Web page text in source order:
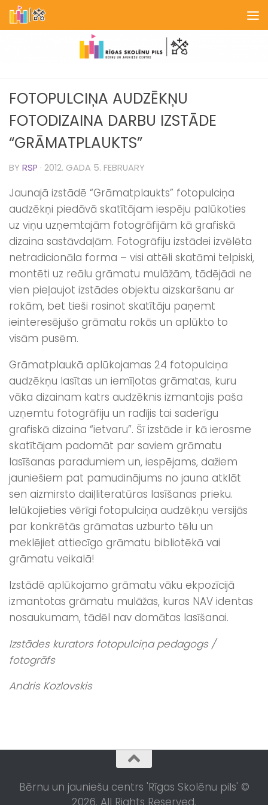
Skip to content
FOTOPULCIŅA AUDZĒKŅU
FOTODIZAINA DARBU IZSTĀDE
“GRĀMATPLAUKTS”
BY RSP · 2012. GADA 5. FEBRUARY
Jaunajā izstādē “Grāmatplaukts” fotopulciņa
audzēkņi piedāvā skatītājam iespēju palūkoties
uz viņu uzņemtajām fotogrāfijām kā grafiskā
dizaina sastāvdaļām. Fotogrāfiju izstādei izvēlēta
netradicionāla forma – visi attēli skatāmi telpiski,
montēti uz reālu grāmatu mulāžām, tādējādi ne
vien pieļaujot izstādes objektu aizskaršanu ar
rokām, bet tieši rosinot skatītāju paņemt
ieinteresējušo grāmatu rokās un aplūkto to
visām pusēm.
Grāmatplaukā aplūkojamas 24 fotopulciņa
audzēkņu lasītas un iemīļotas grāmatas, kuru
vāka dizainam katrs audzēknis izmantojis paša
uzņemtu fotogrāfiju un radījis tai saderīgu
grafiskā dizaina “ietvaru”. Šī izstāde ir kā ierosme
skatītājam padomāt par saviem grāmatu
lasīšanas paradumiem un, iespējams, dažiem
jauniešiem pat pamudinājums no jauna atklāt
sen aizmirsto daiļliteratūras lasīšanas prieku.
Ielūkojieties vērīgi fotopulciņa audzēkņu versijās
par konkrētās grāmatas uzburto tēlu un
meklējiet attiecīgo grāmatu bibliotēkā vai
grāmatu veikalā!
Izstādē aplūkojamo grāmatu vāku ekpozīcijā
izmantotas grāmatu mulāžas, kuras NAV identas
nosaukumam, tādēl nav domātas lasīšanai.
Izstādes kurators fotopulciņa pedagogs /
fotogrāfs
Andris Kozlovskis
Bērnu un jauniešu centrs 'Rīgas Skolēnu pils' ©